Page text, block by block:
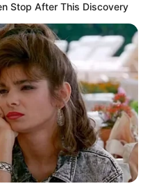
Stop After This Discovery